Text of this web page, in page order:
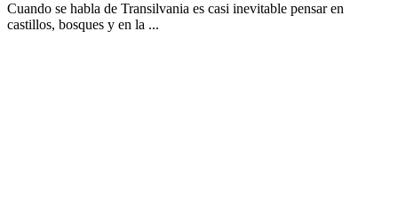
Cuando se habla de Transilvania es casi inevitable pensar en
castillos, bosques y en la ...